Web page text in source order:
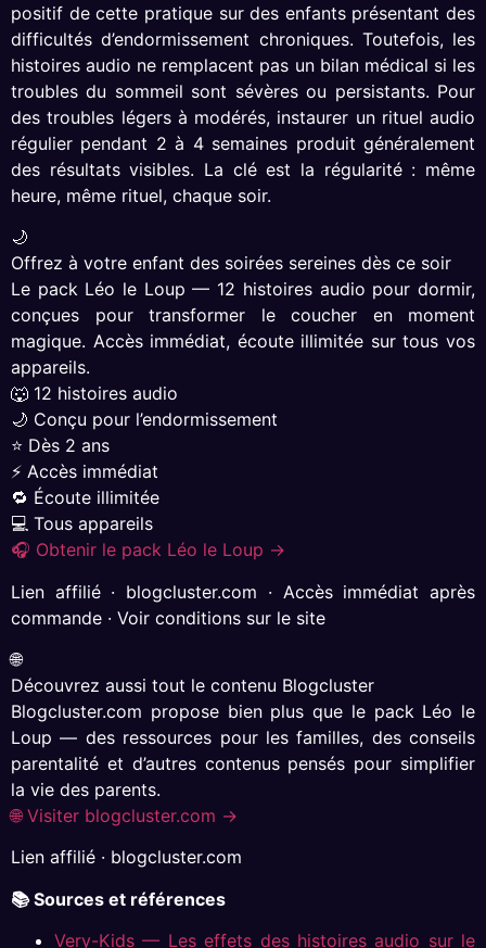
positif de cette pratique sur des enfants présentant des
difficultés d’endormissement chroniques. Toutefois, les
histoires audio ne remplacent pas un bilan médical si les
troubles du sommeil sont sévères ou persistants. Pour
des troubles légers à modérés, instaurer un rituel audio
régulier pendant 2 à 4 semaines produit généralement
des résultats visibles. La clé est la régularité : même
heure, même rituel, chaque soir.
🌙
Offrez à votre enfant des soirées sereines dès ce soir
Le pack Léo le Loup — 12 histoires audio pour dormir,
conçues pour transformer le coucher en moment
magique. Accès immédiat, écoute illimitée sur tous vos
appareils.
🐺 12 histoires audio
🌙 Conçu pour l’endormissement
⭐ Dès 2 ans
⚡ Accès immédiat
🔁 Écoute illimitée
💻 Tous appareils
🎧 Obtenir le pack Léo le Loup →
Lien affilié · blogcluster.com · Accès immédiat après
commande · Voir conditions sur le site
🌐
Découvrez aussi tout le contenu Blogcluster
Blogcluster.com propose bien plus que le pack Léo le
Loup — des ressources pour les familles, des conseils
parentalité et d’autres contenus pensés pour simplifier
la vie des parents.
🌐 Visiter blogcluster.com →
Lien affilié · blogcluster.com
📚 Sources et références
Very-Kids — Les effets des histoires audio sur le